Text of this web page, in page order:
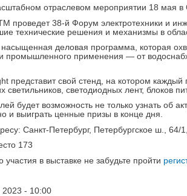
отраслевом мероприятии 18 мая в
проведет 38-й Форум электротехники и
технические решения и механизмы в
деловая программа, которая
промышленного применения — от
представит свой стенд, на котором
светодиодных лент, блоков
будет возможность не только узнать об
и выиграть ценные призы в конце дня.
Санкт-Петербург, Петербургское ш.,
173
участия в выставке не забудьте пройти
2023 - 10:00